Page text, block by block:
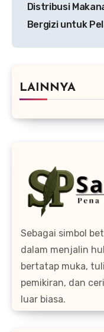
Distribusi
Bergizi untuk
LAINNYA
Sebagai simbol
dalam menjalin
bertatap muka,
pemikiran, dan
luar biasa.